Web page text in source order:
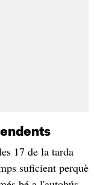
17 de la tarda
suficient perquè